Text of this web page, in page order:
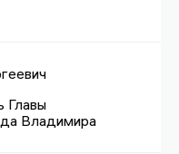
Главы
Владимира